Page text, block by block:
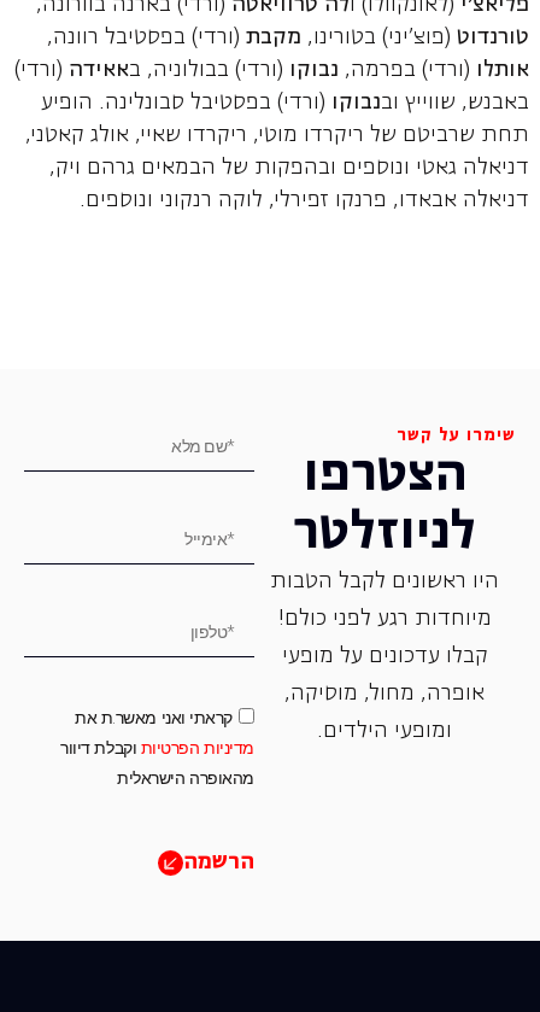
פליאצ'י (לאונקוולו) ולה טרוויאטה (ורדי) בארנה בוורונה,
טורנדוט(פוצ'יני) בטורינו, מקבת (ורדי) בפסטיבל רוונה,
אותלו (ורדי) בפרמה, נבוקו (ורדי) בבולוניה, באאידה (ורדי)
באבנש, שווייץ ובנבוקו (ורדי) בפסטיבל סבונלינה. הופיע
תחת שרביטם של ריקרדו מוטי, ריקרדו שאיי, אולג קאטני,
דניאלה גאטי ונוספים ובהפקות של הבמאים גרהם ויק,
דניאלה אבאדו, פרנקו זפירלי, לוקה רנקוני ונוספים.
שימרו על קשר
הצטרפו
לניוזלטר
היו ראשונים לקבל הטבות
מיוחדות רגע לפני כולם!
קבלו עדכונים על מופעי
אופרה, ‏מחול, ‏מוסיקה,
ומופעי הילדים.
קראתי ואני מאשר.ת את
מדיניות הפרטיות וקבלת דיוור
מהאופרה הישראלית
הרשמה